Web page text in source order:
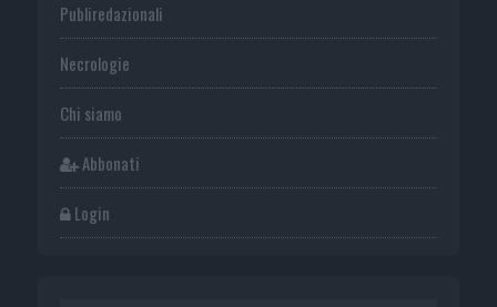
Publiredazionali
Necrologie
Chi siamo
Abbonati
Login